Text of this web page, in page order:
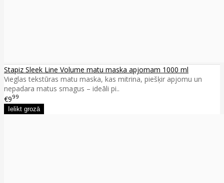
Stapiz Sleek Line Volume matu maska apjomam 1000 ml
Vieglas tekstūras matu maska, kas mitrina, piešķir apjomu un
nepadara matus smagus – ideāli pi..
€999